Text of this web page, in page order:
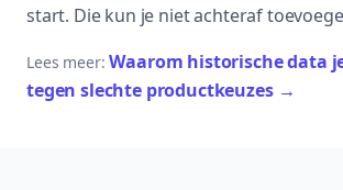
start. Die kun je niet achteraf
Lees meer: Waarom historische data
tegen slechte productkeuzes →